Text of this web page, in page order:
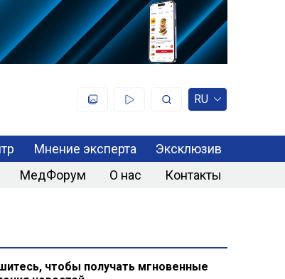
RU
Мнение эксперта
Эксклюзив
МедФорум О нас Контакты
чтобы получать мгновенные